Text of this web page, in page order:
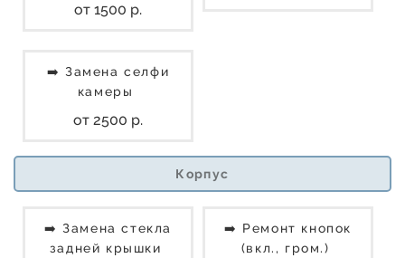
от 1500 р.
➡️ Замена селфи
камеры
от 2500 р.
Корпус
➡️ Замена стекла
задней крышки
➡️ Ремонт кнопок
(вкл., гром.)